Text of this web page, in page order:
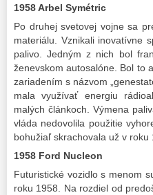
1958 Arbel Symétric
Po druhej svetovej vojne sa
materiálu. Vznikali inovatívne
palivo. Jedným z nich bol
ženevskom autosalóne. Bol to
zariadením s názvom
mala využívať energiu
malých článkoch. Výmena
vláda nedovolila použitie
bohužiaľ skrachovala už v roku
1958 Ford Nucleon
Futuristické vozidlo s menom
roku 1958. Na rozdiel od